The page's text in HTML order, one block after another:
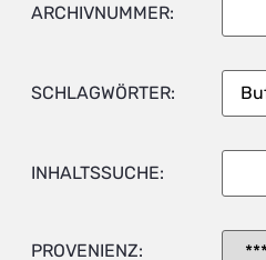
ARCHIVNUMMER:
SCHLAGWÖRTER:
INHALTSSUCHE:
PROVENIENZ: